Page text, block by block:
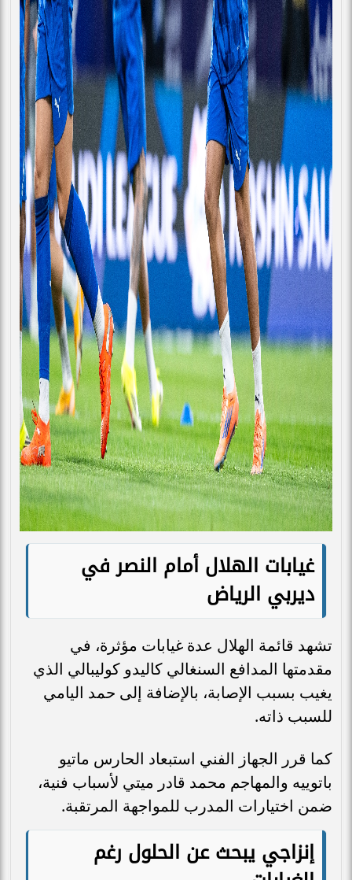
غيابات الهلال أمام النصر في
ديربي الرياض
تشهد قائمة الهلال عدة غيابات مؤثرة، في
مقدمتها المدافع السنغالي كاليدو كوليبالي الذي
يغيب بسبب الإصابة، بالإضافة إلى حمد اليامي
للسبب ذاته.
كما قرر الجهاز الفني استبعاد الحارس ماتيو
باتوييه والمهاجم محمد قادر ميتي لأسباب فنية،
ضمن اختيارات المدرب للمواجهة المرتقبة.
إنزاجي يبحث عن الحلول رغم